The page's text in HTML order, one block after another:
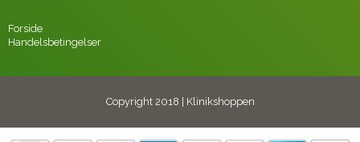
Forside
Handelsbetingelser
Copyright 2018 | Klinikshoppen